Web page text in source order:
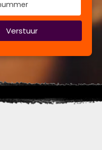
Verstuur